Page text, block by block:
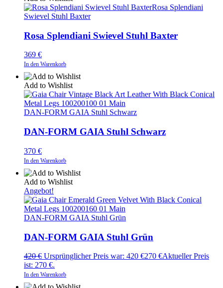
Rosa Splendiani
Swievel Stuhl Baxter
Rosa Splendiani Swievel Stuhl Baxter
369 €
In den Warenkorb
Add to Wishlist
DAN-FORM GAIA Stuhl Schwarz
DAN-FORM GAIA Stuhl Schwarz
370 €
In den Warenkorb
Add to Wishlist
Angebot!
DAN-FORM GAIA Stuhl Grün
DAN-FORM GAIA Stuhl Grün
420€ Ursprünglicher Preis war: 420 €270 €Aktueller Preis
ist: 270 €.
In den Warenkorb